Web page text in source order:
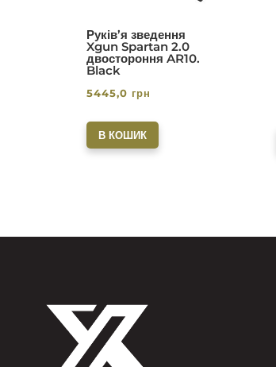
Руків’я зведення
Xgun Spartan 2.0
двостороння AR10.
Black
5445,0 грн
В КОШИК